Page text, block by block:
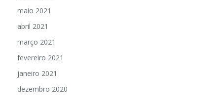
maio 2021
abril 2021
março 2021
fevereiro 2021
janeiro 2021
dezembro 2020